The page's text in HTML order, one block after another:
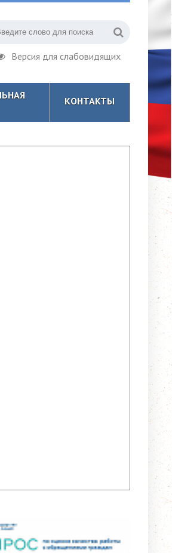
Версия для слабовидящих
КОНТАКТЫ